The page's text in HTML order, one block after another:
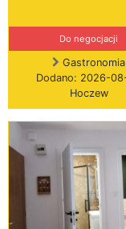
Do negocjacji
Gastronomia
Dodano: 2026-
Hoczew